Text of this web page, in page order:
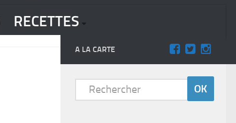
RECETTES
A LA CARTE